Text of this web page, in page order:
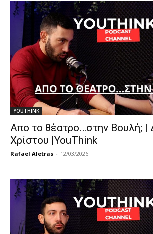
YOUTHINK
Απο το θέατρο…στην Βουλή; |
Χρίστου |YouThink
Rafael Aletras - 12/03/2026